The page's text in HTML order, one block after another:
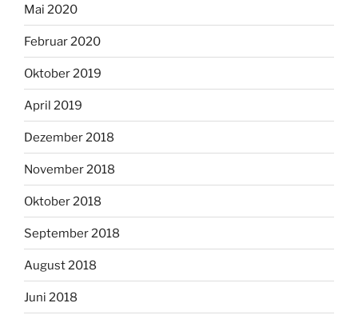
Mai 2020
Februar 2020
Oktober 2019
April 2019
Dezember 2018
November 2018
Oktober 2018
September 2018
August 2018
Juni 2018